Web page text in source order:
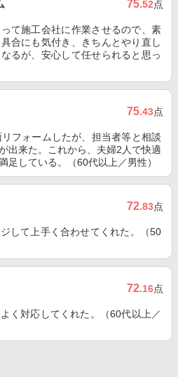
75.52点
て施工会社に作業させるので、素
合にも気付き、きちんとやり直し
るが、安心して任せられると思っ
75.43点
フォームしたが、担当者等と相談
出来た。これから、夫婦2人で快適
足している。（60代以上／男性）
72.83点
して上手く合わせてくれた。（50
72.16点
く対応してくれた。（60代以上／